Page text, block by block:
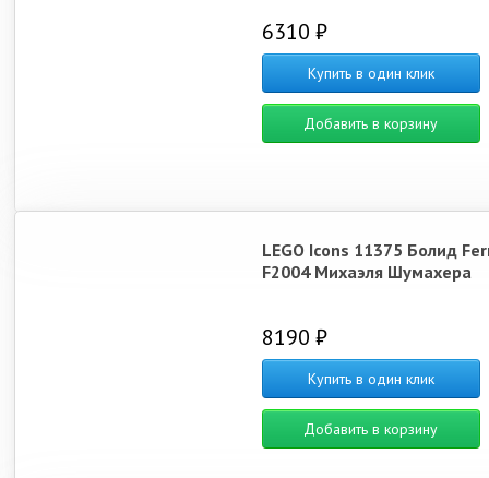
6310 ₽
Купить в один клик
Добавить в корзину
LEGO Icons 11375 Болид
F2004 Михаэля Шумахера
8190 ₽
Купить в один клик
Добавить в корзину